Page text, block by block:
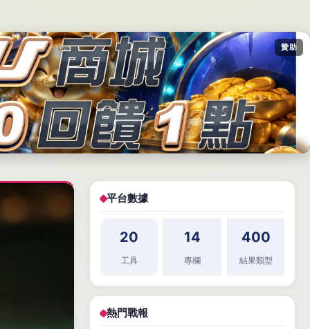
贊助
平台數據
20
工具
14
專欄
400
結果類型
熱門戰報